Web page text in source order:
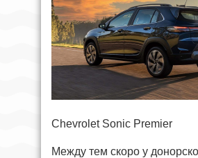
Chevrolet Sonic Premier
Между тем скоро у